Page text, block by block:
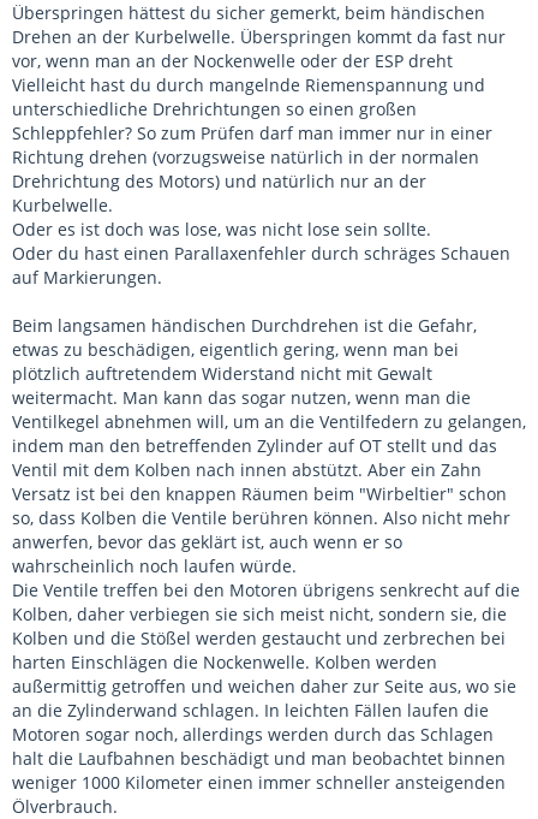
Überspringen hättest du sicher gemerkt, beim händischen
Drehen an der Kurbelwelle. Überspringen kommt da fast nur
vor, wenn man an der Nockenwelle oder der ESP dreht
Vielleicht hast du durch mangelnde Riemenspannung und
unterschiedliche Drehrichtungen so einen großen
Schleppfehler? So zum Prüfen darf man immer nur in einer
Richtung drehen (vorzugsweise natürlich in der normalen
Drehrichtung des Motors) und natürlich nur an der
Kurbelwelle.
Oder es ist doch was lose, was nicht lose sein sollte.
Oder du hast einen Parallaxenfehler durch schräges Schauen
auf Markierungen.
Beim langsamen händischen Durchdrehen ist die Gefahr,
etwas zu beschädigen, eigentlich gering, wenn man bei
plötzlich auftretendem Widerstand nicht mit Gewalt
weitermacht. Man kann das sogar nutzen, wenn man die
Ventilkegel abnehmen will, um an die Ventilfedern zu gelangen,
indem man den betreffenden Zylinder auf OT stellt und das
Ventil mit dem Kolben nach innen abstützt. Aber ein Zahn
Versatz ist bei den knappen Räumen beim "Wirbeltier" schon
so, dass Kolben die Ventile berühren können. Also nicht mehr
anwerfen, bevor das geklärt ist, auch wenn er so
wahrscheinlich noch laufen würde.
Die Ventile treffen bei den Motoren übrigens senkrecht auf die
Kolben, daher verbiegen sie sich meist nicht, sondern sie, die
Kolben und die Stößel werden gestaucht und zerbrechen bei
harten Einschlägen die Nockenwelle. Kolben werden
außermittig getroffen und weichen daher zur Seite aus, wo sie
an die Zylinderwand schlagen. In leichten Fällen laufen die
Motoren sogar noch, allerdings werden durch das Schlagen
halt die Laufbahnen beschädigt und man beobachtet binnen
weniger 1000 Kilometer einen immer schneller ansteigenden
Ölverbrauch.